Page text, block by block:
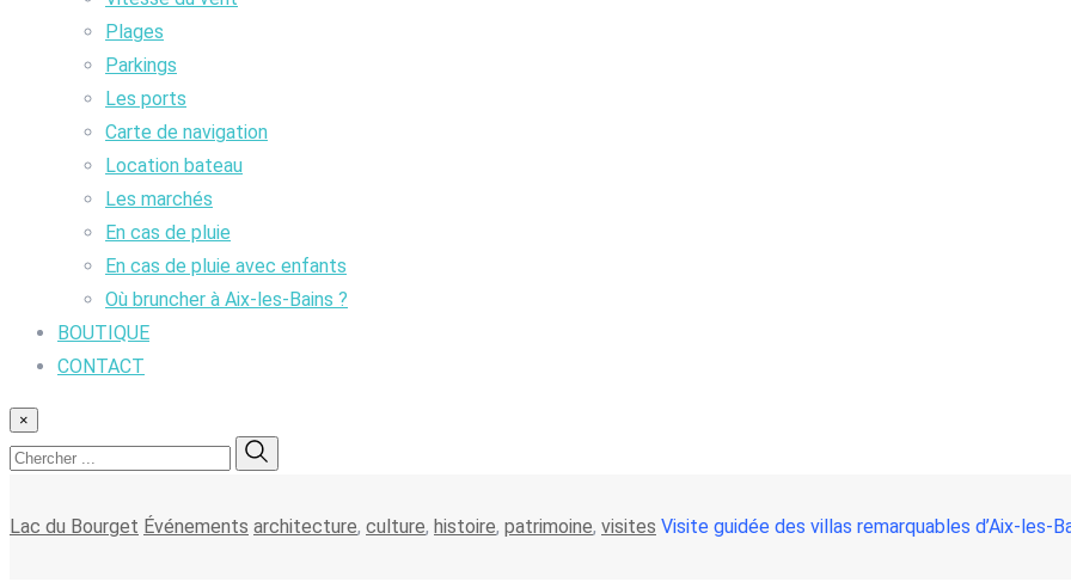
Plages
Parkings
Les ports
Carte de navigation
Location bateau
Les marchés
En cas de pluie
En cas de pluie avec enfants
Où bruncher à Aix-les-Bains ?
BOUTIQUE
CONTACT
×
Lac du Bourget Événements architecture, culture, histoire, patrimoine, visites Visite guidée des villas remarquables d’Aix-les-